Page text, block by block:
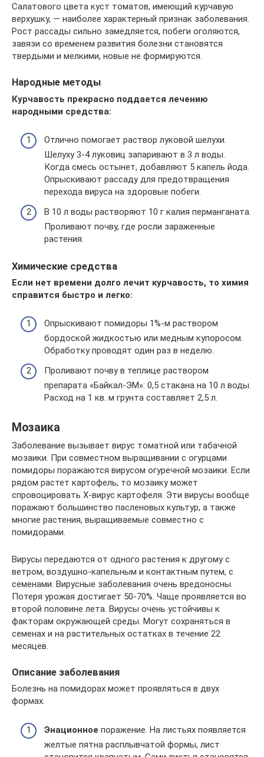
Салатового цвета куст томатов, имеющий курчавую
верхушку, — наиболее характерный признак заболевания.
Рост рассады сильно замедляется, побеги оголяются,
завязи со временем развития болезни становятся
твердыми и мелкими, новые не формируются.
Народные методы
Курчавость прекрасно поддается лечению
народными средства:
Отлично помогает раствор луковой шелухи.
Шелуху 3-4 луковиц запаривают в 3 л воды.
Когда смесь остынет, добавляют 5 капель йода.
Опрыскивают рассаду для предотвращения
перехода вируса на здоровые побеги.
В 10 л воды растворяют 10 г калия перманганата.
Проливают почву, где росли зараженные
растения.
Химические средства
Если нет времени долго лечит курчавость, то химия
справится быстро и легко:
Опрыскивают помидоры 1%-м раствором
бордоской жидкостью или медным купоросом.
Обработку проводят один раз в неделю.
Проливают почву в теплице раствором
препарата «Байкал-ЭМ»: 0,5 стакана на 10 л воды.
Расход на 1 кв. м грунта составляет 2,5 л.
Мозаика
Заболевание вызывает вирус томатной или табачной
мозаики. При совместном выращивании с огурцами
помидоры поражаются вирусом огуречной мозаики. Если
рядом растет картофель, то мозаику может
спровоцировать Х-вирус картофеля. Эти вирусы вообще
поражают большинство пасленовых культур, а также
многие растения, выращиваемые совместно с
помидорами.
Вирусы передаются от одного растения к другому с
ветром, воздушно-капельным и контактным путем, с
семенами. Вирусные заболевания очень вредоносны.
Потеря урожая достигает 50-70%. Чаще проявляется во
второй половине лета. Вирусы очень устойчивы к
факторам окружающей среды. Могут сохраняться в
семенах и на растительных остатках в течение 22
месяцев.
Описание заболевания
Болезнь на помидорах может проявляться в двух
формах.
Энационное поражение. На листьях появляется
желтые пятна расплывчатой формы, лист